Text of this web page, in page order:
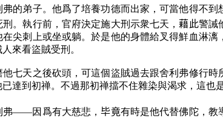
的弟子。他爲了培養功德而出家，可當他得不到
。執行前，官府決定施大刑示衆七天，藉此警誡
尖刺上或坐或躺。於是他的身體給叉得鮮血淋
來看盜賊受刑。
七天之後砍頭，可這個盜賊過去跟舍利弗修行時
達到初禅。不過那初禅擋不住雜染與渴求，這也
弗——因爲有大慈悲，毕竟有時是他代替佛陀，